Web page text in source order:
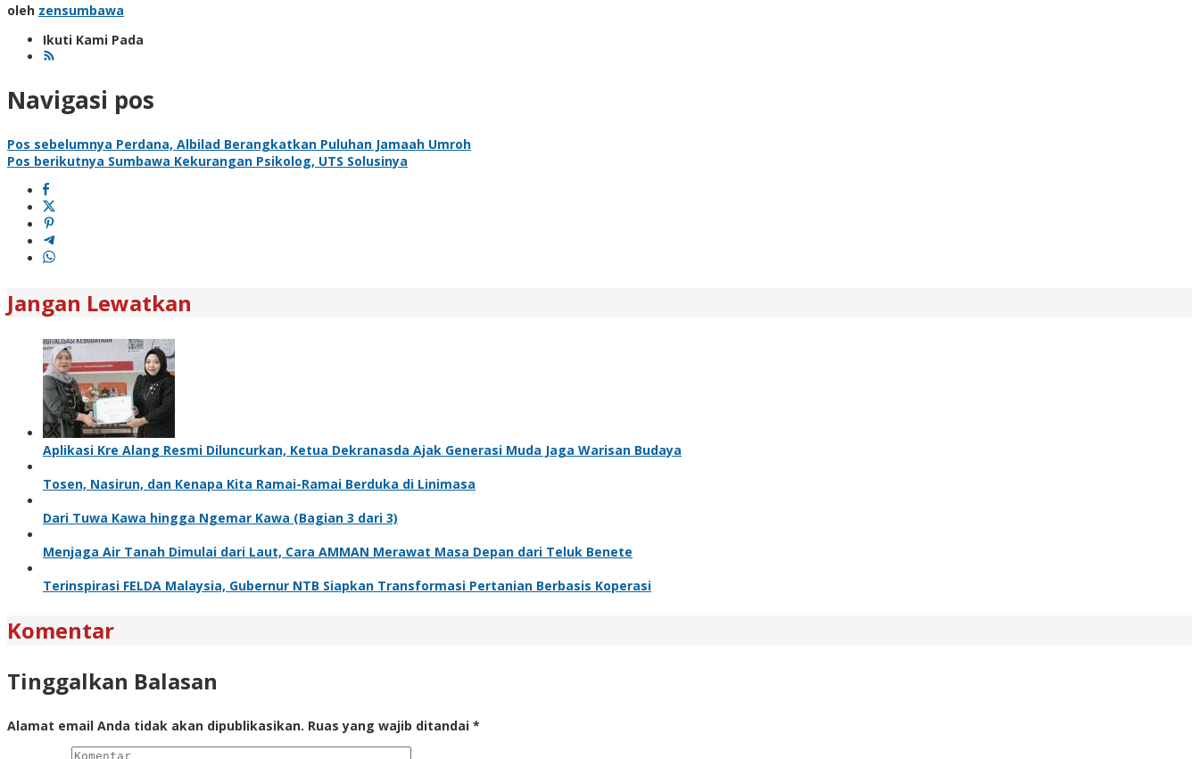
oleh zensumbawa
Ikuti Kami Pada
Navigasi pos
Pos sebelumnya Perdana, Albilad Berangkatkan Puluhan Jamaah Umroh
Pos berikutnya Sumbawa Kekurangan Psikolog, UTS Solusinya
Jangan Lewatkan
Aplikasi Kre Alang Resmi Diluncurkan, Ketua Dekranasda Ajak Generasi Muda Jaga Warisan Budaya
Tosen, Nasirun, dan Kenapa Kita Ramai-Ramai Berduka di Linimasa
Dari Tuwa Kawa hingga Ngemar Kawa (Bagian 3 dari 3)
Menjaga Air Tanah Dimulai dari Laut, Cara AMMAN Merawat Masa Depan dari Teluk Benete
Terinspirasi FELDA Malaysia, Gubernur NTB Siapkan Transformasi Pertanian Berbasis Koperasi
Komentar
Tinggalkan Balasan
Alamat email Anda tidak akan dipublikasikan. Ruas yang wajib ditandai *